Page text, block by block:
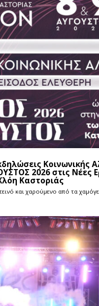
Κοινωνικής
2026 στις Νέες
Καστοριάς
και χαρούμενο από τα